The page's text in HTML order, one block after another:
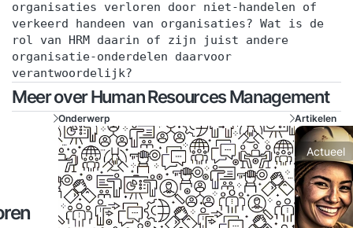
organisaties verloren door niet-handelen of
verkeerd handeen van organisaties? Wat is de
rol van HRM daarin of zijn juist andere
organisatie-onderdelen daarvoor
verantwoordelijk?
Meer over Human Resources Management
Onderwerp Artikelen
Actueel